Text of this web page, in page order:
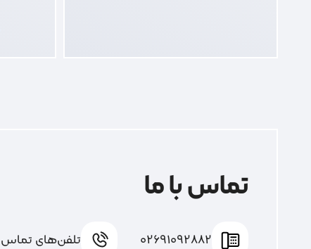
تماس با ما
02691092882 تلفن‌های تماس